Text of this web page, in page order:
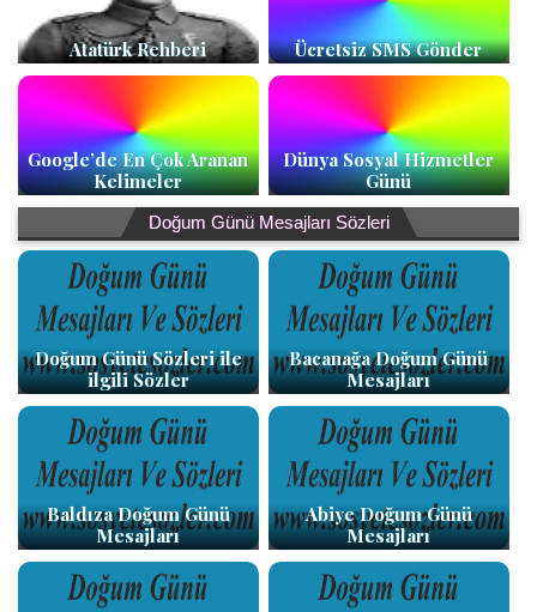
Atatürk Rehberi Ücretsiz SMS Gönder
Google’de En Çok Aranan
Kelimeler
Dünya Sosyal Hizmetler
Günü
Doğum Günü Mesajları Sözleri
Doğum Günü Sözleri ile
ilgili Sözler
Bacanağa Doğum Günü
Mesajları
Baldıza Doğum Günü
Mesajları
Abiye Doğum Günü
Mesajları